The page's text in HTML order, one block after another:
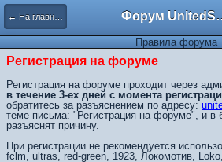
← На главную
Правила форума
Регистрация на форуме
Регистрация на форуме проходит через
в течение 3-ех дней с момента
обратитесь за разъяснением по адресу:
теме письма: "Регистрация на форуме", и в
разъяснят причину.
При регистрации не рекомендуется
fclm, ultras, red-green, 1923, Локомотив,